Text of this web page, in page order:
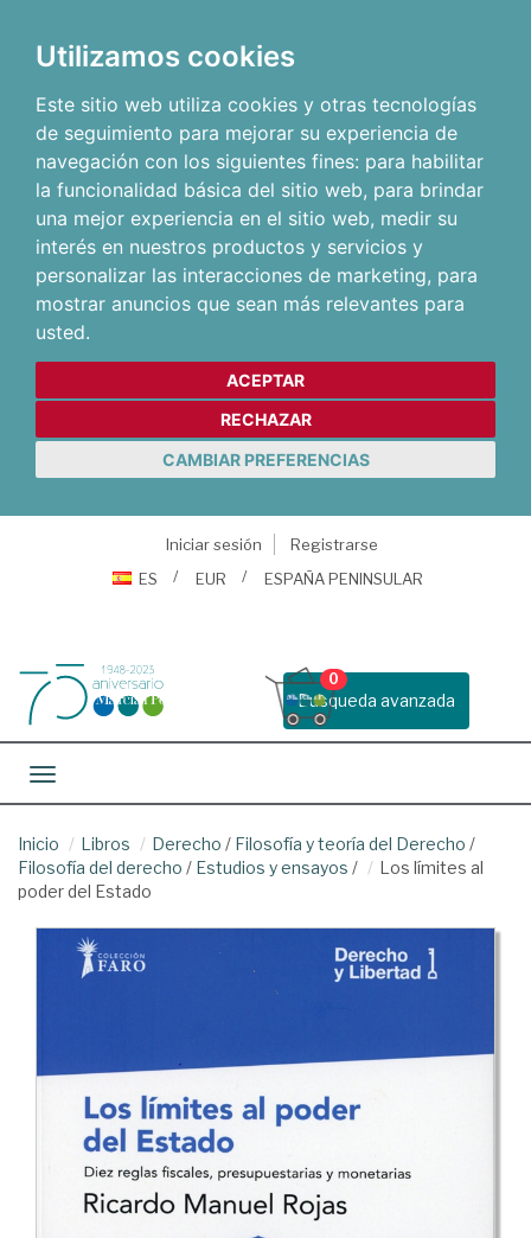
Utilizamos cookies
Este sitio web utiliza cookies y otras tecnologías
de seguimiento para mejorar su experiencia de
navegación con los siguientes fines: para habilitar
la funcionalidad básica del sitio web, para brindar
una mejor experiencia en el sitio web, medir su
interés en nuestros productos y servicios y
personalizar las interacciones de marketing, para
mostrar anuncios que sean más relevantes para
usted.
ACEPTAR
RECHAZAR
CAMBIAR PREFERENCIAS
Iniciar sesión
Registrarse
ES
EUR ESPAÑA PENINSULAR
Busqueda avanzada
0
Toggle navigation
Inicio Libros Derecho / Filosofía y teoría del Derecho /
Filosofía del derecho / Estudios y ensayos /
Los límites al
poder del Estado